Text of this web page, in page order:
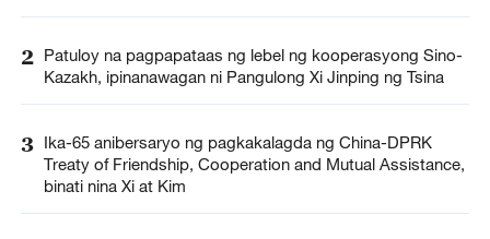
2 Patuloy na pagpapataas ng lebel ng kooperasyong Sino-
Kazakh, ipinanawagan ni Pangulong Xi Jinping ng Tsina
3 Ika-65 anibersaryo ng pagkakalagda ng China-DPRK
Treaty of Friendship, Cooperation and Mutual Assistance,
binati nina Xi at Kim